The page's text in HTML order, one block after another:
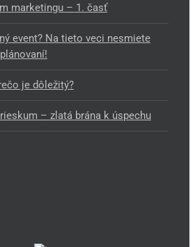
marketingu – 1. časť
event? Na tieto veci nesmiete
je dôležitý?
– zlatá brána k úspechu